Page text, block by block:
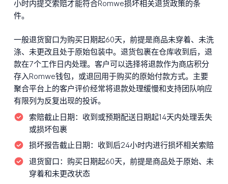
小时内提交索赔才能符合Romwe损坏相关退货政策的条
件。
一般退货窗口为购买日期起60天，前提是商品未穿着、未洗
涤、未更改且处于原始包装中。退货包裹在仓库收到后，退
款在7个工作日内处理。客户可以选择将退款作为商店积分
存入Romwe钱包，或退回用于购买的原始付款方式。主要
聚合平台上的客户评价经常将退款处理缓慢和支持团队响应
有限列为反复出现的投诉。
索赔截止日期： 收到或预期配送日期起14天内处理丢失
或损坏包裹
损坏报告截止日期： 收到后24小时内进行损坏相关索赔
退货窗口： 购买日期起60天，前提是商品处于原始、未
穿着和未更改状态